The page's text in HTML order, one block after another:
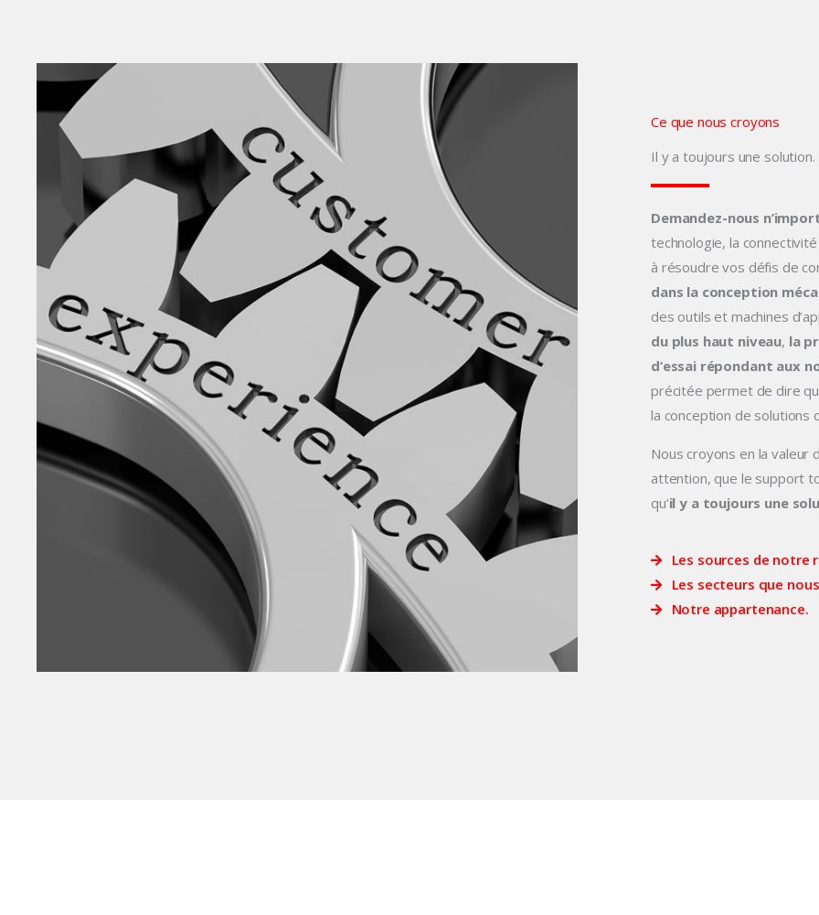
Ce que nous croyons
Il y a toujours une solution.
Demandez-nous
technologie, la
à résoudre vos défis de
dans la conception
des outils et machines
du plus haut niveau, la
d’essai répondant aux
précitée permet de dire
la conception de solutions
Nous croyons en la valeur
attention, que le support
qu’il y a toujours une
Les sources de notre
Les secteurs que
Notre appartenance.